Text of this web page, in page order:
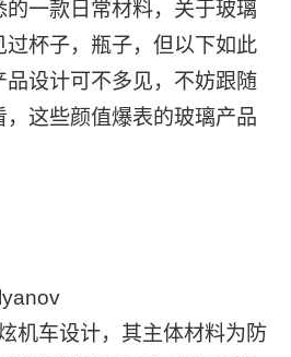
一款日常材料，关于玻璃
过杯子，瓶子，但以下如此
品设计可不多见，不妨跟随
这些颜值爆表的玻璃产品
机车设计，其主体材料为防